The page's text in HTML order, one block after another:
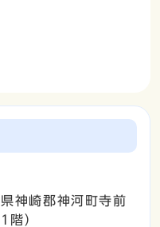
神崎郡神河町寺前
階）